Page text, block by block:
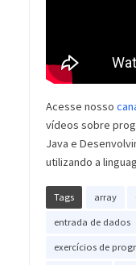
Acesse nosso
vídeos sobre
Java e
utilizando a
Tags array
entrada de dados
exercícios de